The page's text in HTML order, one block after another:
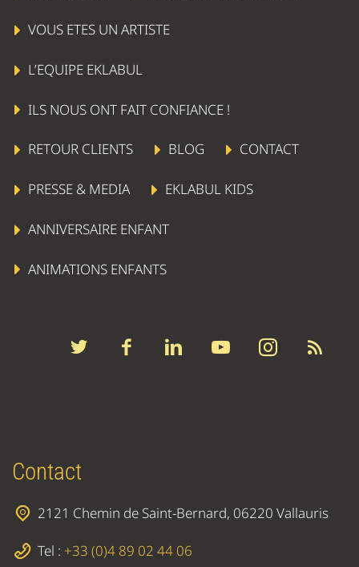
VOUS ETES UN ARTISTE
L’EQUIPE EKLABUL
ILS NOUS ONT FAIT CONFIANCE !
RETOUR CLIENTS BLOG CONTACT
PRESSE & MEDIA EKLABUL KIDS
ANNIVERSAIRE ENFANT
ANIMATIONS ENFANTS
Contact
2121 Chemin de Saint-Bernard, 06220 Vallauris
Tel : +33 (0)4 89 02 44 06